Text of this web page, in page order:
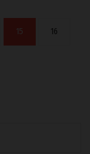
15 16